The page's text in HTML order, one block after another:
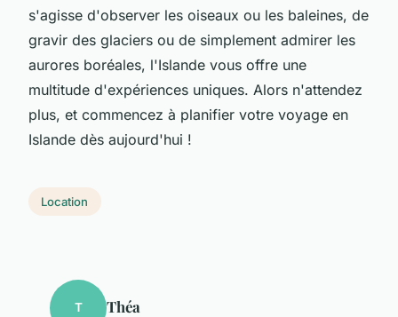
s'agisse d'observer les oiseaux ou les baleines, de
gravir des glaciers ou de simplement admirer les
aurores boréales, l'Islande vous offre une
multitude d'expériences uniques. Alors n'attendez
plus, et commencez à planifier votre voyage en
Islande dès aujourd'hui !
Location
T Théa